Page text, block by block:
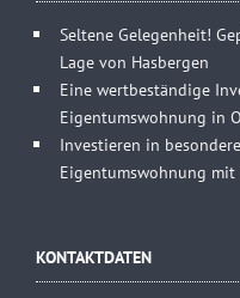
Seltene Gelegenheit!
Lage von Hasbergen
Eine wertbeständige
Eigentumswohnung in
Investieren in
Eigentumswohnung
KONTAKTDATEN